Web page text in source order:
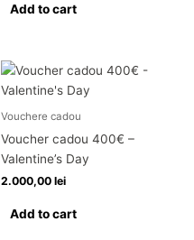
Add to cart
Vouchere cadou
Voucher cadou 400€ –
Valentine’s Day
2.000,00 lei
Add to cart